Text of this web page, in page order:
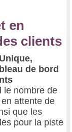
en
clients
de bord
le nombre de
attente de
que les
pour la piste